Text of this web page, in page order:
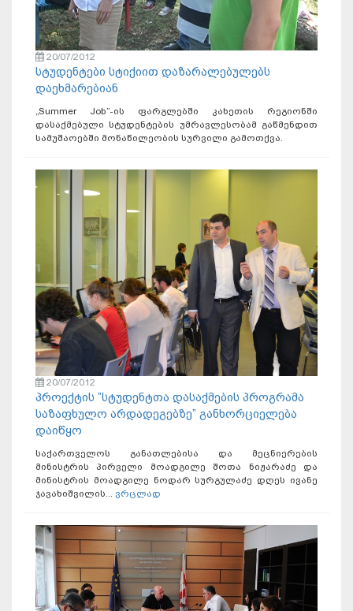
20/07/2012
სტუდენტები სტიქიით დაზარალებულებს
დაეხმარებიან
„Summer Job”-ის ფარგლებში კახეთის რეგიონში
დასაქმებული სტუდენტების უმრავლესობამ გაწმენდით
სამუშაოებში მონაწილეობის სურვილი გამოთქვა.
20/07/2012
პროექტის ”სტუდენტთა დასაქმების პროგრამა
საზაფხულო არდადეგებზე” განხორციელება
დაიწყო
საქართველოს განათლებისა და მეცნიერების
მინისტრის პირველი მოადგილე შოთა ნიჟარაძე და
მინისტრის მოადგილე ნოდარ სურგულაძე დღეს ივანე
ჯავახიშვილის... ვრცლად